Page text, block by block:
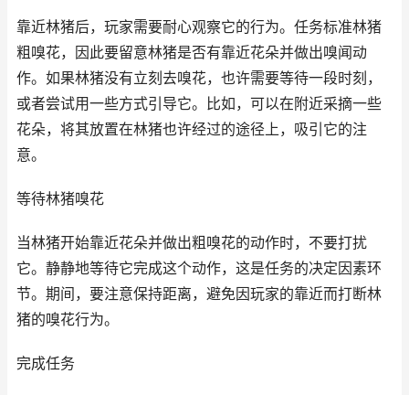
靠近林猪后，玩家需要耐心观察它的行为。任务标准林猪
粗嗅花，因此要留意林猪是否有靠近花朵并做出嗅闻动
作。如果林猪没有立刻去嗅花，也许需要等待一段时刻，
或者尝试用一些方式引导它。比如，可以在附近采摘一些
花朵，将其放置在林猪也许经过的途径上，吸引它的注
意。
等待林猪嗅花
当林猪开始靠近花朵并做出粗嗅花的动作时，不要打扰
它。静静地等待它完成这个动作，这是任务的决定因素环
节。期间，要注意保持距离，避免因玩家的靠近而打断林
猪的嗅花行为。
完成任务